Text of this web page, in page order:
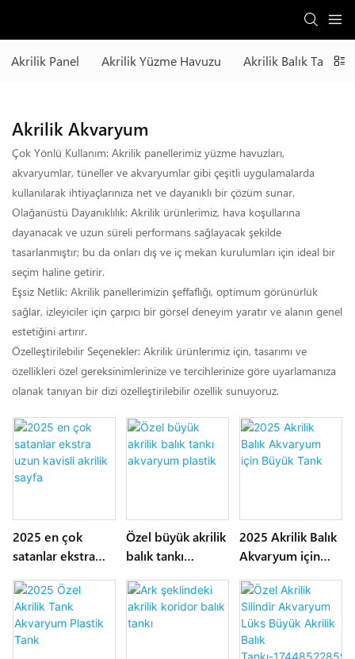
Akrilik Panel Akrilik Yüzme Havuzu Akrilik Balık Tankı
Akrilik Akvaryum
Çok Yönlü Kullanım: Akrilik panellerimiz yüzme havuzları,
akvaryumlar, tüneller ve akvaryumlar gibi çeşitli uygulamalarda
kullanılarak ihtiyaçlarınıza net ve dayanıklı bir çözüm sunar.
Olağanüstü Dayanıklılık: Akrilik ürünlerimiz, hava koşullarına
dayanacak ve uzun süreli performans sağlayacak şekilde
tasarlanmıştır; bu da onları dış ve iç mekan kurulumları için ideal bir
seçim haline getirir.
Eşsiz Netlik: Akrilik panellerimizin şeffaflığı, optimum görünürlük
sağlar, izleyiciler için çarpıcı bir görsel deneyim yaratır ve alanın genel
estetiğini artırır.
Özelleştirilebilir Seçenekler: Akrilik ürünlerimiz için, tasarımı ve
özellikleri özel gereksinimlerinize ve tercihlerinize göre uyarlamanıza
olanak tanıyan bir dizi özelleştirilebilir özellik sunuyoruz.
2025 en çok
satanlar ekstra
sayfa
Özel büyük akrilik
balık tankı
2025 Akrilik Balık
Akvaryum için